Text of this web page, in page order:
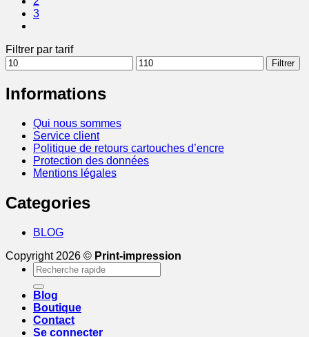
3
Filtrer par tarif
Prix
min
Prix
max
Filtrer
Informations
Qui nous sommes
Service client
Politique de retours cartouches d’encre
Protection des données
Mentions légales
Categories
BLOG
Copyright 2026 © Print-impression
Recherche
pour :
Blog
Boutique
Contact
Se connecter